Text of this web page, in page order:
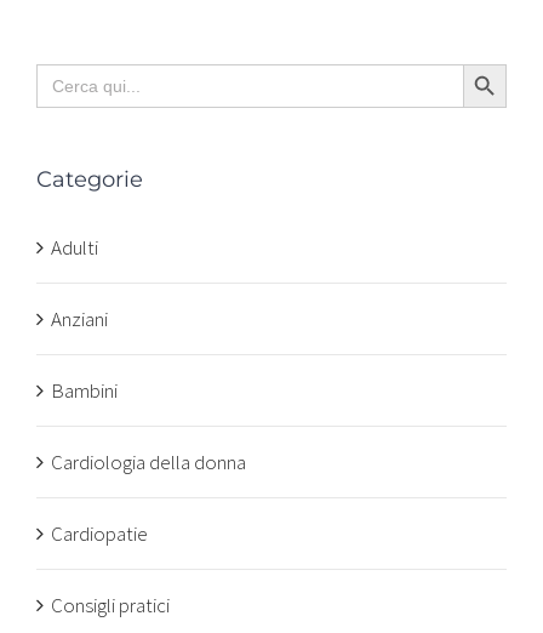
Search
for:
Search Button
Categorie
Adulti
Anziani
Bambini
Cardiologia della donna
Cardiopatie
Consigli pratici